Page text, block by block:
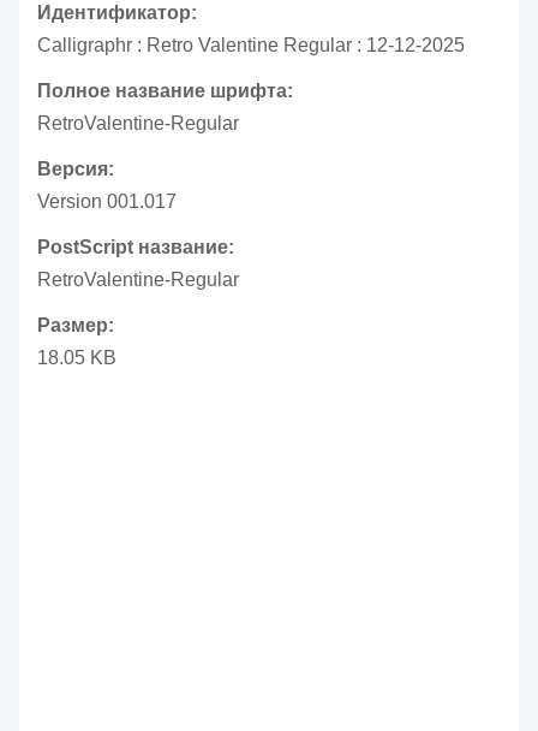
Идентификатор:
Calligraphr : Retro Valentine Regular : 12-12-2025
Полное название шрифта:
RetroValentine-Regular
Версия:
Version 001.017
PostScript название:
RetroValentine-Regular
Размер:
18.05 KB